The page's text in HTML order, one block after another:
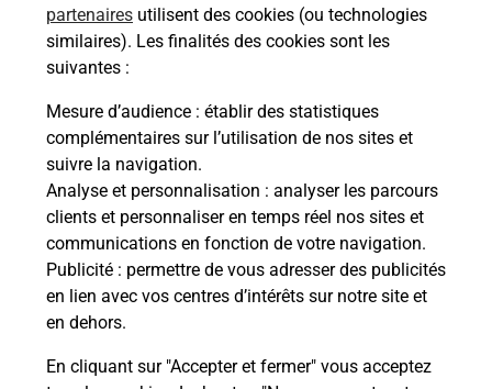
partenaires utilisent des cookies (ou technologies
similaires). Les finalités des cookies sont les
suivantes :
Mesure d’audience : établir des statistiques
complémentaires sur l’utilisation de nos sites et
suivre la navigation.
Analyse et personnalisation : analyser les parcours
clients et personnaliser en temps réel nos sites et
communications en fonction de votre navigation.
Publicité : permettre de vous adresser des publicités
en lien avec vos centres d’intérêts sur notre site et
en dehors.
En cliquant sur "Accepter et fermer" vous acceptez
Comment demander une
Comment La Poste participe-t-elle
à votre sécurité au quotidien ?
Puis-je passer mon code de la route
avec La Poste et sous quelles